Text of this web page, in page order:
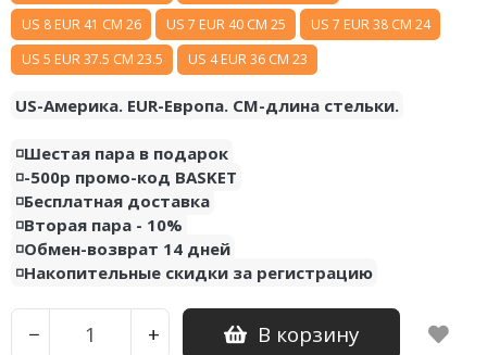
US 8 EUR 41 CM 26
US 7 EUR 40 CM 25
US 7 EUR 38 CM 24
US 5 EUR 37.5 CM 23.5
US 4 EUR 36 CM 23
US-Америка. EUR-Европа. CM-длина стельки.
◽️Шестая пара в подарок
◽️-500р промо-код BASKET
◽️Бесплатная доставка
◽️Вторая пара - 10%
◽️Обмен-возврат 14 дней
◽️Накопительные скидки за регистрацию
− + В корзину
Air Jordan 14
Air Jordan 15
Air Jordan 23